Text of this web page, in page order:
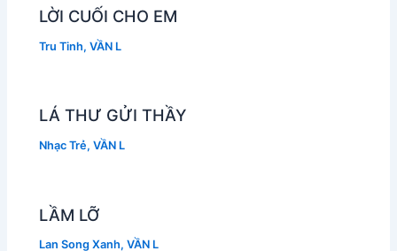
LỜI CUỐI CHO EM
Tru Tinh,VẦN L
LÁ THƯ GỬI THẦY
Nhạc Trẻ,VẦN L
LẦM LỠ
Lan Song Xanh,VẦN L